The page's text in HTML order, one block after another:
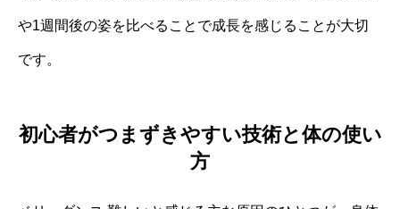
や1週間後の姿を比べることで成長を感じることが大切
です。
初心者がつまずきやすい技術と体の使い
方